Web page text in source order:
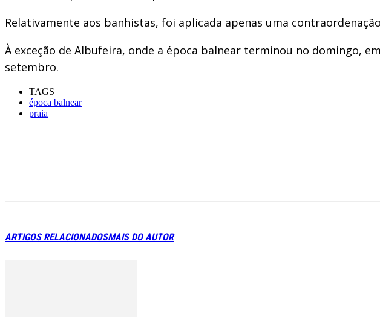
Relativamente aos banhistas, foi aplicada apenas uma
À exceção de Albufeira, onde a época balnear terminou no domingo,
setembro.
TAGS
época balnear
praia
ARTIGOS RELACIONADOSMAIS DO AUTOR